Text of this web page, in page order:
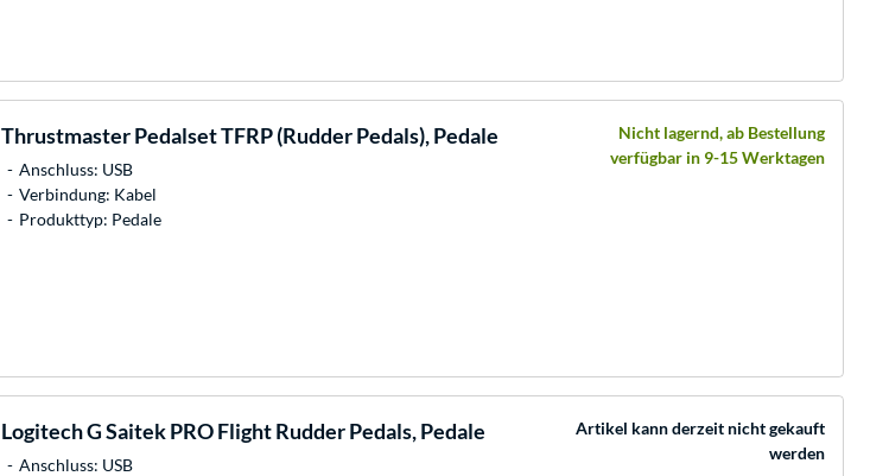
ThrustmasterPedalset TFRP (Rudder Pedals), Pedale
Anschluss: USB
Verbindung: Kabel
Produkttyp: Pedale
Nicht lagernd, ab Bestellung
verfügbar in 9-15 Werktagen
LogitechG Saitek PRO Flight Rudder Pedals, Pedale
Anschluss: USB
Artikel kann derzeit nicht gekauft
werden